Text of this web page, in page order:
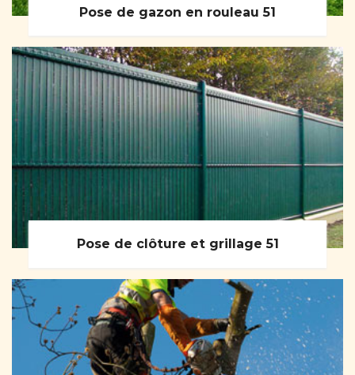
Pose de gazon en rouleau 51
Pose de clôture et grillage 51